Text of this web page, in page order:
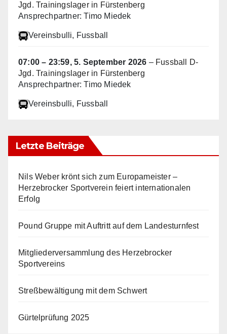
Jgd. Trainingslager in Fürstenberg
Ansprechpartner: Timo Miedek
Vereinsbulli, Fussball
07:00 – 23:59,5. September 2026 – Fussball D-
Jgd. Trainingslager in Fürstenberg
Ansprechpartner: Timo Miedek
Vereinsbulli, Fussball
Letzte Beiträge
Nils Weber krönt sich zum Europameister –
Herzebrocker Sportverein feiert internationalen
Erfolg
Pound Gruppe mit Auftritt auf dem Landesturnfest
Mitgliederversammlung des Herzebrocker
Sportvereins
Streßbewältigung mit dem Schwert
Gürtelprüfung 2025